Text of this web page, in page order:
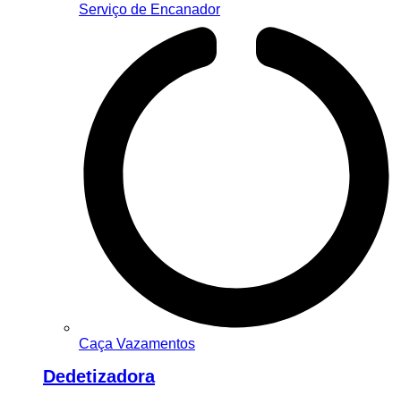
Serviço de Encanador
Caça Vazamentos
Dedetizadora